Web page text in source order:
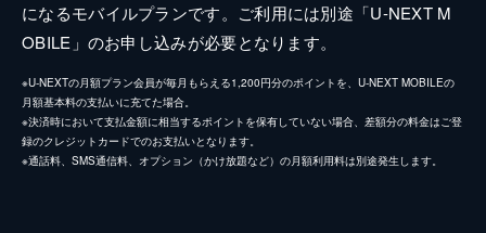
になるモバイルプランです。ご利用には別途「U-NEXT M
OBILE」のお申し込みが必要となります。
※U-NEXTの月額プラン会員が毎月もらえる1,200円分のポイントを、U-NEXT MOBILEの
月額基本料の支払いに充てた場合。
※決済時において支払金額に相当するポイントを保有していない場合、差額分の料金はご登
録のクレジットカードでのお支払いとなります。
※通話料、SMS通信料、オプション（かけ放題など）の月額利用料は別途発生します。